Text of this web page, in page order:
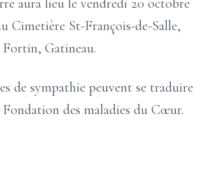
aura lieu le vendredi 20 octobre
Cimetière St-François-de-Salle,
Fortin, Gatineau.
de sympathie peuvent se traduire
des maladies du Cœur.